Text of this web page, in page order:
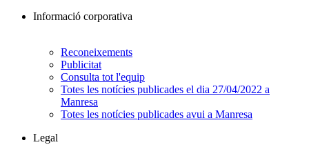
Informació corporativa
Reconeixements
Publicitat
Consulta tot l'equip
Totes les notícies publicades el dia 27/04/2022 a
Manresa
Totes les notícies publicades avui a Manresa
Legal